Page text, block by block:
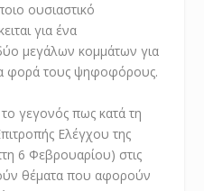
ουσιαστικό
για ένα
μεγάλων κομμάτων για
φορά τους ψηφοφόρους.
γεγονός πως κατά τη
Ελέγχου της
6 Φεβρουαρίου) στις
θέματα που αφορούν